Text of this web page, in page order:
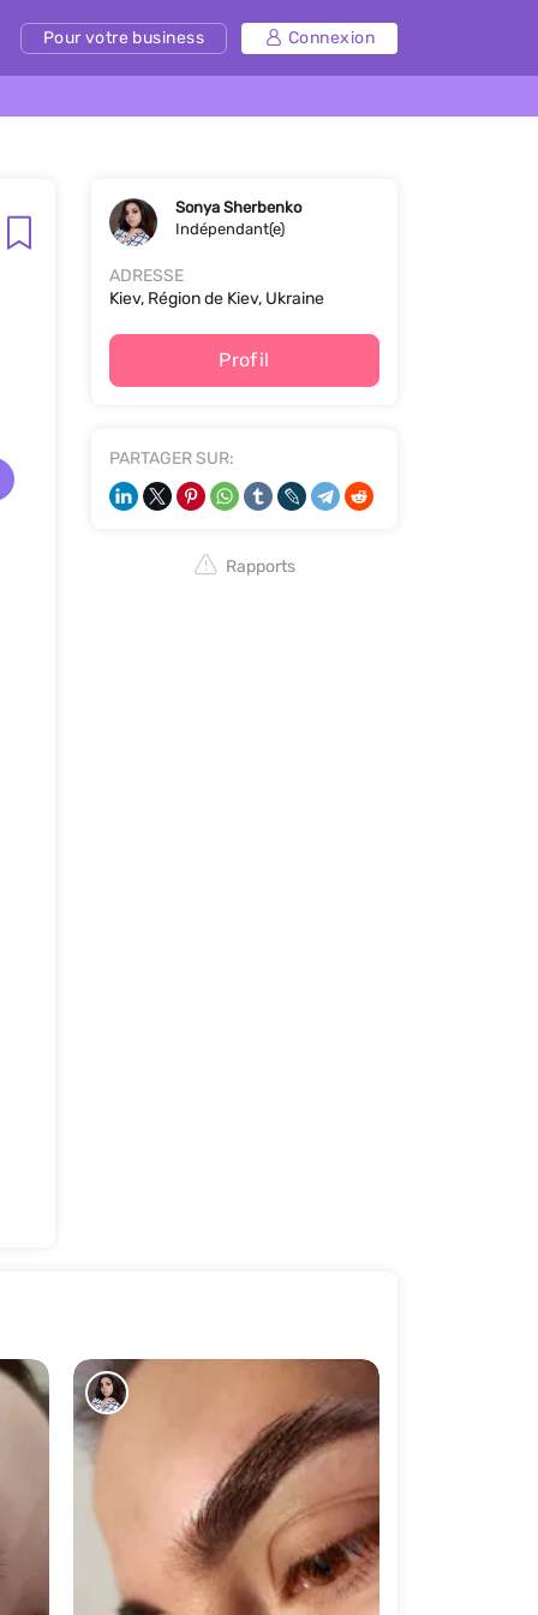
Pour votre business Connexion
Sonya Sherbenko
Indépendant(e)
ADRESSE
Kiev, Région de Kiev, Ukraine
Profil
PARTAGER SUR:
Rapports